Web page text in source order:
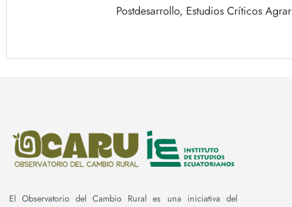
Postdesarrollo, Estudios Críticos
El Observatorio del Cambio Rural es una iniciativa del